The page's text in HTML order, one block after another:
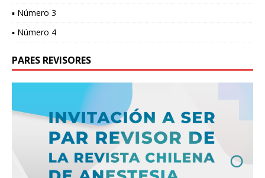
▪ Número 3
▪ Número 4
PARES REVISORES